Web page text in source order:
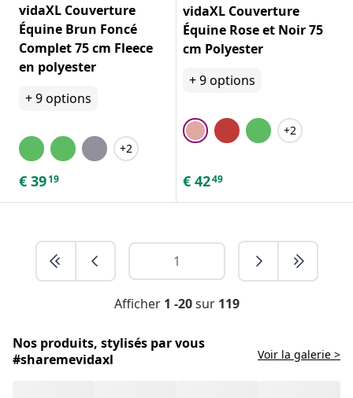
vidaXL Couverture
Équine Brun Foncé
Complet 75 cm Fleece
en polyester
+9options
+2
€ 3919
vidaXL Couverture
Équine Rose et Noir 75
cm Polyester
+9options
+2
€ 4249
Afficher 1 -20sur 119
Nos produits, stylisés par vous
#sharemevidaxl
Voir la galerie >